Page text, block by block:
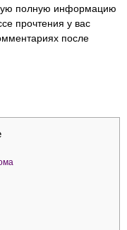
полную информацию
прочтения у вас
после